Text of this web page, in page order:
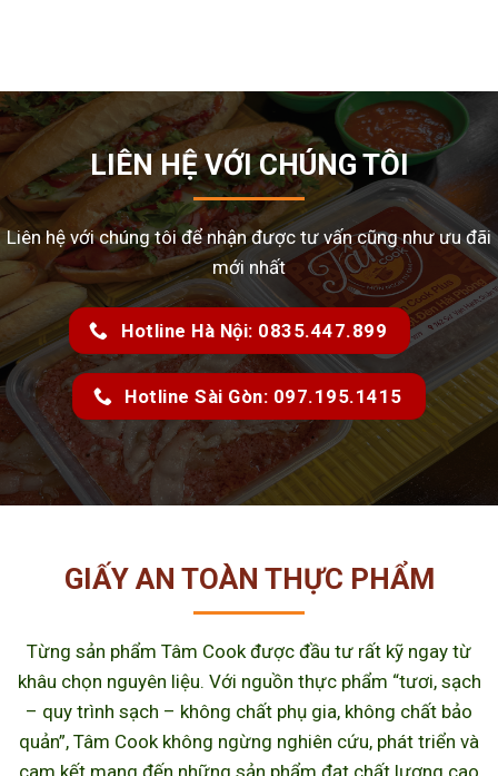
LIÊN HỆ VỚI CHÚNG TÔI
Liên hệ với chúng tôi để nhận được tư vấn cũng như ưu đãi
mới nhất
Hotline Hà Nội: 0835.447.899
Hotline Sài Gòn: 097.195.1415
GIẤY AN TOÀN THỰC PHẨM
Từng sản phẩm Tâm Cook được đầu tư rất kỹ ngay từ
khâu chọn nguyên liệu. Với nguồn thực phẩm “tươi, sạch
– quy trình sạch – không chất phụ gia, không chất bảo
quản”, Tâm Cook không ngừng nghiên cứu, phát triển và
cam kết mang đến những sản phẩm đạt chất lượng cao